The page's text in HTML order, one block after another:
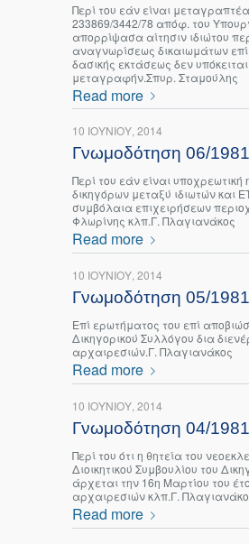
Περί του εάν είναι
233869/3442/78 απόφ. του
απορρίψασα αίτησιν ιδιώτου
αναγνωρίσεως δικαιωμάτων
δασικής εκτάσεως δεν υπόκειται
μεταγραφήν.Σπυρ. Σταμούλης
Read more
10 ΙΟΥΝΊΟΥ, 2014
Γνωμοδότηση 06/1981
Περί του εάν είναι υποχρεωτική
δικηγόρων μεταξύ ιδιωτών και
συμβόλαια επιχειρήσεων
Φλωρίνης κλπ.Γ. Πλαγιανάκος
Read more
10 ΙΟΥΝΊΟΥ, 2014
Γνωμοδότηση 05/1981
Επί ερωτήματος του επί
Δικηγορικού Συλλόγου δια
αρχαιρεσιών.Γ. Πλαγιανάκος
Read more
10 ΙΟΥΝΊΟΥ, 2014
Γνωμοδότηση 04/1981
Περί του ότι η θητεία του
Διοικητικού Συμβουλίου του
άρχεται την 16η Μαρτίου του
αρχαιρεσιών κλπ.Γ.
Read more